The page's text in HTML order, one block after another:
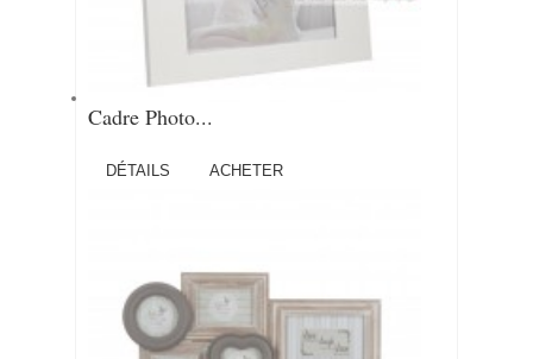
Cadre Photo...
DÉTAILS ACHETER